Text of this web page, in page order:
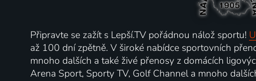
Připravte se zažít s Lepší.TV pořádnou nálož sportu!
až 100 dní zpětně. V široké nabídce sportovních
mnoho dalších a také živé přenosy z domácích
Arena Sport, Sporty TV, Golf Channel a mnoho